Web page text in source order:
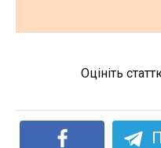
Оцініть